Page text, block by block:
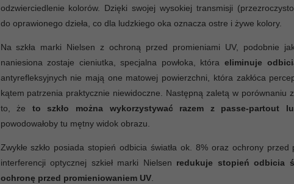
odzwierciedlenie kolorów. Dzięki swojej wysokiej transmisji
do oprawionego dzieła, co dla ludzkiego oka oznacza ostre i żywe kolory.
Na szkła marki Nielsen z ochroną przed promieniami UV, podobnie
naniesiona zostaje cieniutka, specjalna powłoka, która eliminuje
antyrefleksyjnych nie mają one matowej powierzchni, która zakłóca
kątem patrzenia praktycznie niewidoczne. Następną zaletą w porównaniu
to, że to szkło można wykorzystywać razem z passe-partout
powodowałoby tu mętny widok obrazu.
Zwykłe szkło posiada stopień odbicia światła ok. 8% oraz ochrony
interferencji optycznej szkieł marki Nielsen redukuje stopień odbicia
ochronę przed promieniowaniem UV.